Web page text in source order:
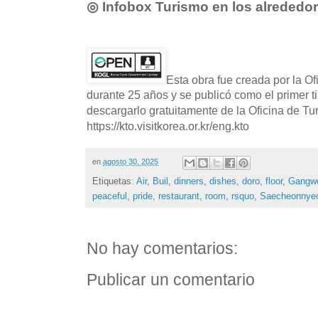
◎ Infobox Turismo en los
Esta obra fue creada por la
durante 25 años y se publicó como el primer
descargarlo gratuitamente de la Oficina de
https://kto.visitkorea.or.kr/eng.kto
en agosto 30, 2025
Etiquetas: Air, Buil dinners dishes doro floor,
peaceful pride restaurant room rsquo
No hay comentarios:
Publicar un comentario